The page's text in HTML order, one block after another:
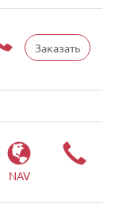
Заказать
NAV